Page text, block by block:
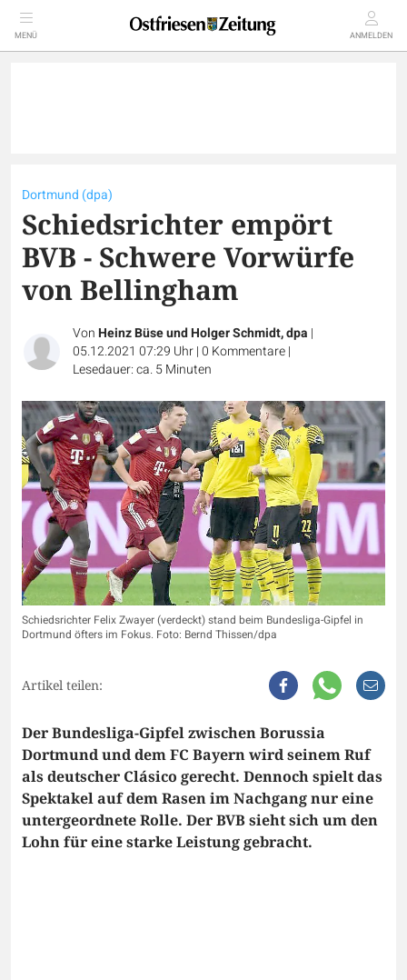
MENÜ ANMELDEN
Dortmund (dpa)
Schiedsrichter empört
BVB - Schwere Vorwürfe
von Bellingham
VonHeinz Büse und Holger Schmidt, dpa |
05.12.2021 07:29 Uhr|0 Kommentare|
Lesedauer: ca. 5 Minuten
Schiedsrichter Felix Zwayer (verdeckt) stand beim Bundesliga-Gipfel in
Dortmund öfters im Fokus. Foto: Bernd Thissen/dpa
Artikel teilen:
Der Bundesliga-Gipfel zwischen Borussia
Dortmund und dem FC Bayern wird seinem Ruf
als deutscher Clásico gerecht. Dennoch spielt das
Spektakel auf dem Rasen im Nachgang nur eine
untergeordnete Rolle. Der BVB sieht sich um den
Lohn für eine starke Leistung gebracht.